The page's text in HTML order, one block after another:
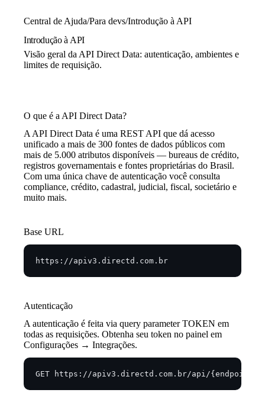
Central de Ajuda/Para devs/Introdução à API
Introdução à API
Visão geral da API Direct Data: autenticação, ambientes e
limites de requisição.
O que é a API Direct Data?
A API Direct Data é uma REST API que dá acesso
unificado a mais de 300 fontes de dados públicos com
mais de 5.000 atributos disponíveis — bureaus de crédito,
registros governamentais e fontes proprietárias do Brasil.
Com uma única chave de autenticação você consulta
compliance, crédito, cadastral, judicial, fiscal, societário e
muito mais.
Base URL
https://apiv3.directd.com.br
Autenticação
A autenticação é feita via query parameter TOKEN em
todas as requisições. Obtenha seu token no painel em
Configurações → Integrações.
GET https://apiv3.directd.com.br/api/